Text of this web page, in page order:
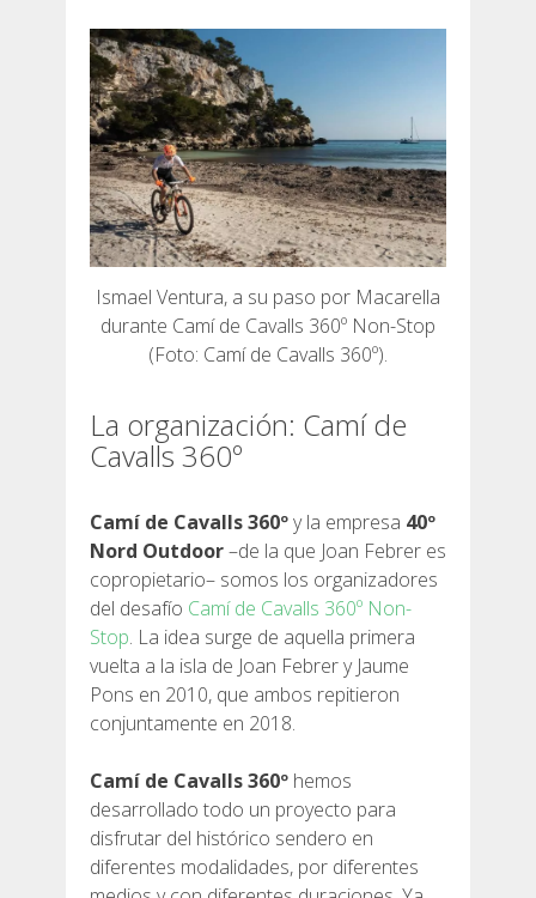
PRECIO
SERVICIOS INCLUIDOS
ALOJAMIENTO
EXTRAS
REGLAMENTO
COMPROMISO AMBIENTAL
PROYECTO DE CONSERVACIÓN
0º PLÁSTICO
ESTUDIO SOBRE LOS PLÁSTICOS EN EL CAMÍ DE
CAVALLS
RECUPERACIÓN DE TORRENTES
Ismael Ventura, a su paso por Macarella
durante Camí de Cavalls 360º Non-Stop
(Foto: Camí de Cavalls 360º).
La organización: Camí de
Cavalls 360º
Camí de Cavalls 360ºy la empresa 40º
Nord Outdoor–de la que Joan Febrer es
copropietario– somos los organizadores
del desafío Camí de Cavalls 360º Non-
Stop. La idea surge de aquella primera
vuelta a la isla de Joan Febrer y Jaume
Pons en 2010, que ambos repitieron
conjuntamente en 2018.
Camí de Cavalls 360º hemos
desarrollado todo un proyecto para
disfrutar del histórico sendero en
diferentes modalidades, por diferentes